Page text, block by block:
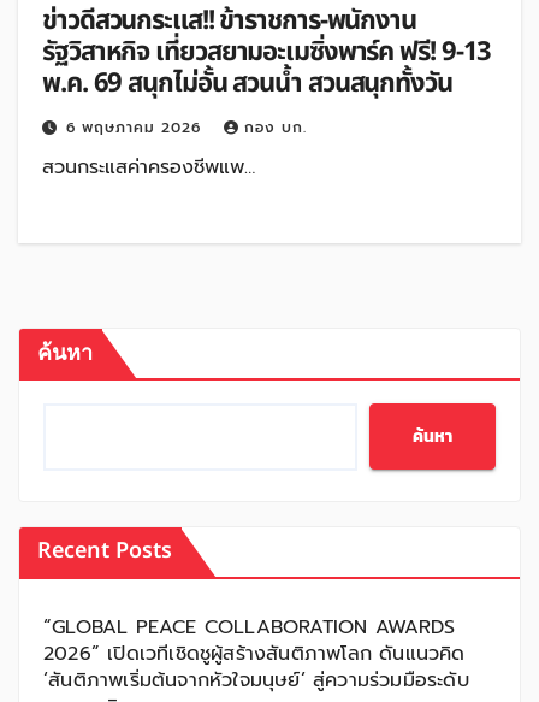
ข่าวดีสวนกระแส!! ข้าราชการ-พนักงาน
รัฐวิสาหกิจ เที่ยวสยามอะเมซิ่งพาร์ค ฟรี! 9-13
พ.ค. 69 สนุกไม่อั้น สวนน้ำ สวนสนุกทั้งวัน
6 พฤษภาคม 2026 กอง บก.
สวนกระแสค่าครองชีพแพ…
ค้นหา
ค้นหา
Recent Posts
“GLOBAL PEACE COLLABORATION AWARDS
2026” เปิดเวทีเชิดชูผู้สร้างสันติภาพโลก ดันแนวคิด
‘สันติภาพเริ่มต้นจากหัวใจมนุษย์’ สู่ความร่วมมือระดับ